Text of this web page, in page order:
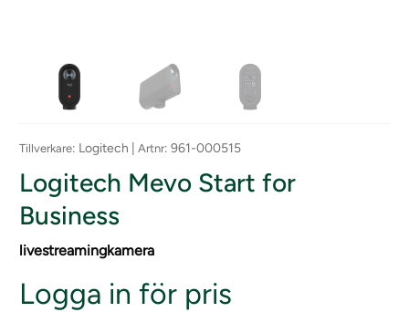
Tillverkare: Logitech | Artnr: 961-000515
Logitech Mevo Start for
Business
livestreamingkamera
Logga in för pris